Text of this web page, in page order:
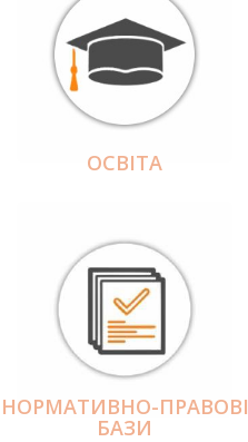
ОСВІТА
НОРМАТИВНО-ПРАВОВІ
БАЗИ